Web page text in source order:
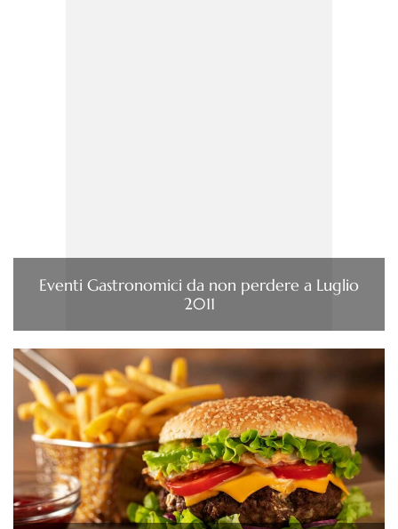
Eventi Gastronomici da non perdere a Luglio
2011